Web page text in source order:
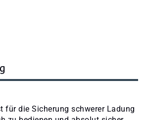
für die Sicherung schwerer Ladung